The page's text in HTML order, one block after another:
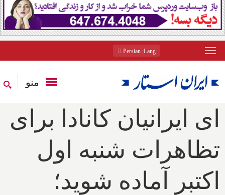
Lang
: Persian
منو
ای ایرانیان کانادا برای
تظاهرات شنبه اول
اکتبر آماده شوید؛